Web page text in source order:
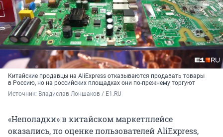
Китайские продавцы на AliExpress отказываются продавать товары
в Россию, но на российских площадках они по-прежнему торгуют
Источник: Владислав Лоншаков / E1.RU
«Неполадки» в китайском маркетплейсе
оказались, по оценке пользователей AliExpress,